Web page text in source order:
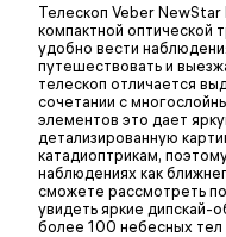
Телескоп Veber
компактной оптической
удобно вести
путешествовать и
телескоп отличается
сочетании с
элементов это дает
детализированную
катадиоптрикам,
наблюдениях как
сможете рассмотреть
увидеть яркие дипскай-
более 100 небесных тел